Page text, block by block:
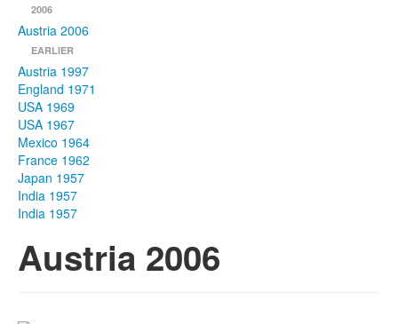
2006
Austria 2006
EARLIER
Austria 1997
England 1971
USA 1969
USA 1967
Mexico 1964
France 1962
Japan 1957
India 1957
India 1957
Austria 2006